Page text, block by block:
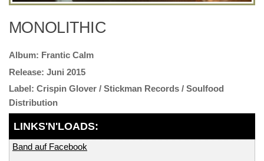
MONOLITHIC
Frantic Calm
Juni 2015
Crispin Glover / Stickman Records / Soulfood
Distribution
Band auf Facebook